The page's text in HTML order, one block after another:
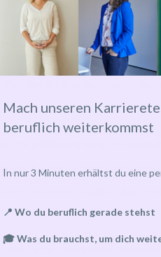
selbst finanzieren, sondern
Unsere Mentee Ines
jährlich von ihrem Arbeitgeber
ihre Erfahrungen, Learnings
ihre Erfolgsstrategie im
für dein nächstes Gespräch
und unser Angebot „My
alle, die sich beruflich
für ihre MentorMe
Mach unseren
beruflich weiterkommst
In nur 3 Minuten erhältst du eine
📍 Wo du beruflich gerade stehst
🎓 Was du brauchst, um dich